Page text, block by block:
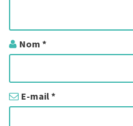
s
a
r
t
Nom *
E-mail*